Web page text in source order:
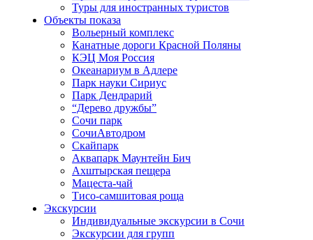
Туры для иностранных туристов
Объекты показа
Вольерный комплекс
Канатные дороги Красной Поляны
КЭЦ Моя Россия
Океанариум в Адлере
Парк науки Сириус
Парк Дендрарий
“Дерево дружбы”
Сочи парк
СочиАвтодром
Скайпарк
Аквапарк Маунтейн Бич
Ахштырская пещера
Мацеста-чай
Тисо-самшитовая роща
Экскурсии
Индивидуальные экскурсии в Сочи
Экскурсии для групп